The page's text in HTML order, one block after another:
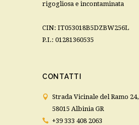
rigogliosa e incontaminata
CIN: IT053018B5DZBW256L
P.I.: 01281360535
CONTATTI
Strada Vicinale del Ramo 24,
58015 Albinia GR
+39 333 408 2063